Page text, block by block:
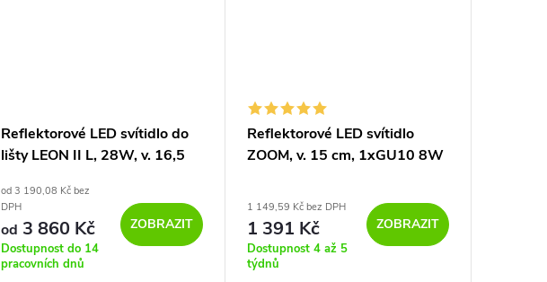
Reflektorové LED svítidlo do
lišty LEON II L, 28W, v. 16,5
od 3 190,08 Kč bez
DPH
od 3 860 Kč
Dostupnost do 14
pracovních dnů
ZOBRAZIT
Reflektorové LED svítidlo
ZOOM, v. 15 cm, 1xGU10 8W
1 149,59 Kč bez DPH
1 391 Kč
Dostupnost 4 až 5
týdnů
ZOBRAZIT